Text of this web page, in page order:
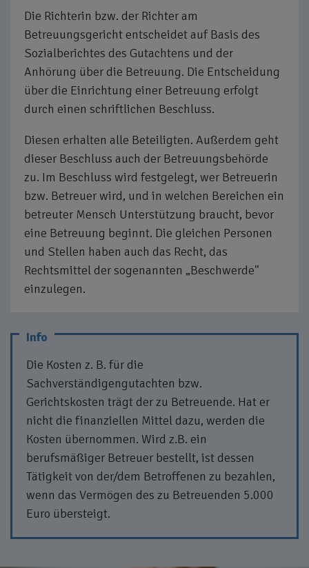
Die Richterin bzw. der Richter am
Betreuungsgericht entscheidet auf Basis des
Sozialberichtes des Gutachtens und der
Anhörung über die Betreuung. Die Entscheidung
über die Einrichtung einer Betreuung erfolgt
durch einen schriftlichen Beschluss.
Diesen erhalten alle Beteiligten. Außerdem geht
dieser Beschluss auch der Betreuungsbehörde
zu. Im Beschluss wird festgelegt, wer Betreuerin
bzw. Betreuer wird, und in welchen Bereichen ein
betreuter Mensch Unterstützung braucht, bevor
eine Betreuung beginnt. Die gleichen Personen
und Stellen haben auch das Recht, das
Rechtsmittel der sogenannten „Beschwerde"
einzulegen.
Die Kosten z. B. für die
Sachverständigengutachten bzw.
Gerichtskosten trägt der zu Betreuende. Hat er
nicht die finanziellen Mittel dazu, werden die
Kosten übernommen. Wird z.B. ein
berufsmäßiger Betreuer bestellt, ist dessen
Tätigkeit von der/dem Betroffenen zu bezahlen,
wenn das Vermögen des zu Betreuenden 5.000
Euro übersteigt.